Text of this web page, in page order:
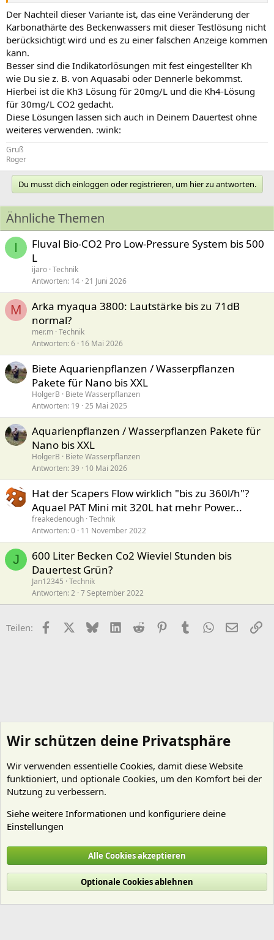
Der Nachteil dieser Variante ist, das eine Veränderung der
Karbonathärte des Beckenwassers mit dieser Testlösung nicht
berücksichtigt wird und es zu einer falschen Anzeige kommen
kann.
Besser sind die Indikatorlösungen mit fest eingestellter Kh
wie Du sie z. B. von Aquasabi oder Dennerle bekommst.
Hierbei ist die Kh3 Lösung für 20mg/L und die Kh4-Lösung
für 30mg/L CO2 gedacht.
Diese Lösungen lassen sich auch in Deinem Dauertest ohne
weiteres verwenden. :wink:
Gruß
Roger
Du musst dich einloggen oder registrieren, um hier zu antworten.
Ähnliche Themen
I
Fluval Bio-CO2 Pro Low-Pressure System bis 500
L
ijaro Technik
Antworten 14 21 Juni 2026
M
Arka myaqua 3800: Lautstärke bis zu 71dB
normal?
mer.m Technik
Antworten 6 16 Mai 2026
Biete Aquarienpflanzen / Wasserpflanzen
Pakete für Nano bis XXL
HolgerB
Biete Wasserpflanzen
Antworten 19 25 Mai 2025
Aquarienpflanzen / Wasserpflanzen Pakete für
Nano bis XXL
HolgerB
Biete Wasserpflanzen
Antworten 39 10 Mai 2026
Hat der Scapers Flow wirklich "bis zu 360l/h"?
Aquael PAT Mini mit 320L hat mehr Power...
freakedenough Technik
Antworten 0 11 November 2022
J
600 Liter Becken Co2 Wieviel Stunden bis
Dauertest Grün?
Jan12345 Technik
Antworten 2 7 September 2022
Teilen: FacebookX (Twitter)
BlueskyLinkedIn
Reddit PinterestTumblr WhatsApp
E-Mail
Cookies
Deutsch (Du)
Nutzungsbedingungen
Datenschutz Hilfe und Impressum
R
Wir schützen deine Privatsphäre
Wir verwenden essentielle Cookies, damit diese Website
funktioniert, und optionale Cookies, um den Komfort bei der
Nutzung zu verbessern.
Siehe weitere Informationen und konfiguriere deine
Einstellungen
Alle Cookies akzeptieren
Optionale Cookies ablehnen